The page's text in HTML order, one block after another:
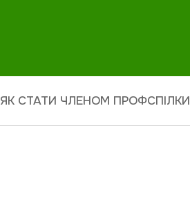
ЯК СТАТИ ЧЛЕНОМ ПРОФСПІЛКИ